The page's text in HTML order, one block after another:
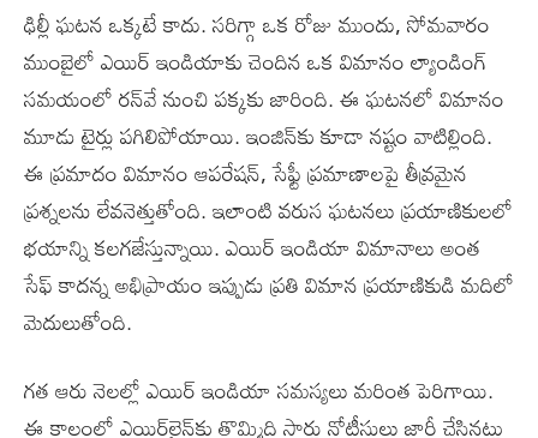
ఢిల్లీ ఘటన ఒక్కటే కాదు. సరిగ్గా ఒక రోజు ముందు, సోమవారం
ముంబైలో ఎయిర్ ఇండియాకు చెందిన ఒక విమానం ల్యాండింగ్
సమయంలో రన్‌వే నుంచి పక్కకు జారింది. ఈ ఘటనలో విమానం
మూడు టైర్లు పగిలిపోయాయి. ఇంజిన్‌కు కూడా నష్టం వాటిల్లింది.
ఈ ప్రమాదం విమానం ఆపరేషన్, సేఫ్టీ ప్రమాణాలపై తీవ్రమైన
ప్రశ్నలను లేవనెత్తుతోంది. ఇలాంటి వరుస ఘటనలు ప్రయాణికులలో
భయాన్ని కలగజేస్తున్నాయి. ఎయిర్ ఇండియా విమానాలు అంత
సేఫ్ కాదన్న అభిప్రాయం ఇప్పుడు ప్రతి విమాన ప్రయాణికుడి మదిలో
మెదులుతోంది.
గత ఆరు నెలల్లో ఎయిర్ ఇండియా సమస్యలు మరింత పెరిగాయి.
ఈ కాలంలో ఎయిర్‌లైన్‌కు తొమ్మిది సార్లు నోటీసులు జారీ చేసినట్లు